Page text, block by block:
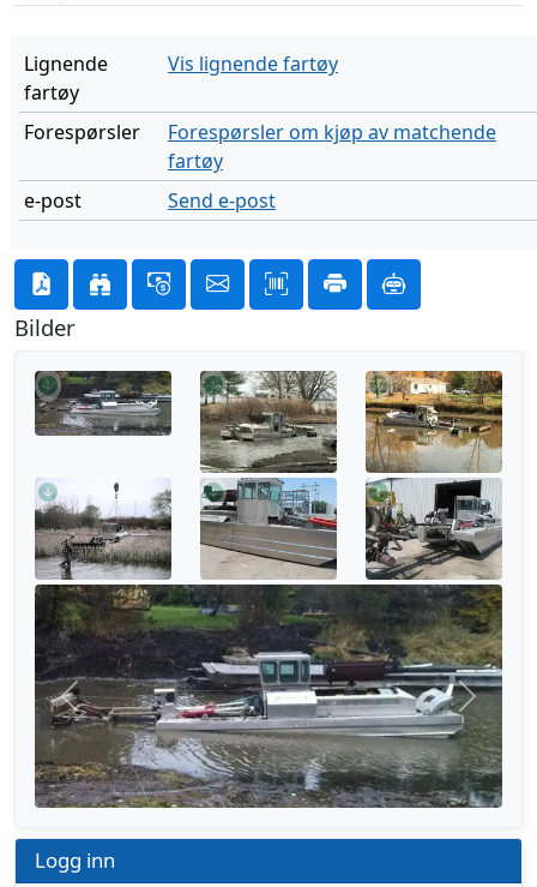
Lignende
fartøy
Vis lignende fartøy
Forespørsler
Forespørsler om kjøp av matchende
fartøy
e-post
Send e-post
Bilder
Forrige Neste
Logg inn